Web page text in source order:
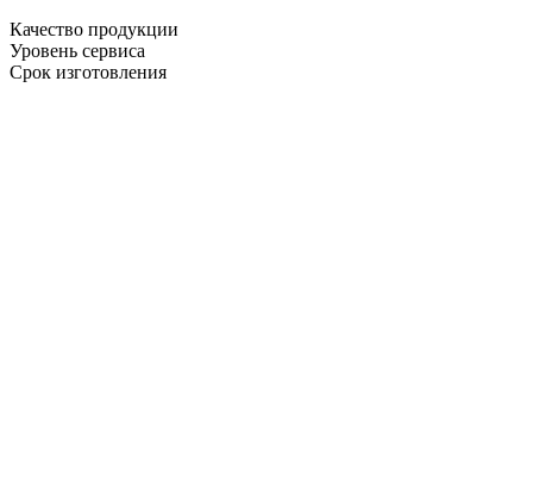
Качество продукции
Уровень сервиса
Срок изготовления